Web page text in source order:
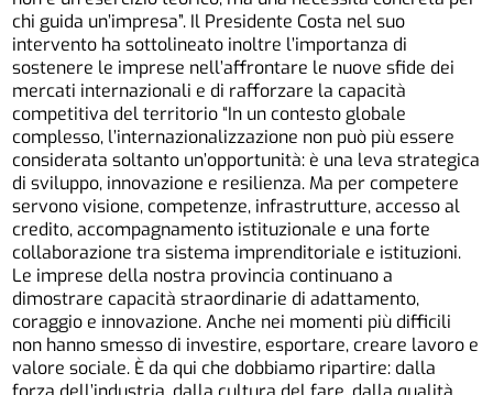
chi guida un’impresa”. Il Presidente Costa nel suo
intervento ha sottolineato inoltre l’importanza di
sostenere le imprese nell’affrontare le nuove sfide dei
mercati internazionali e di rafforzare la capacità
competitiva del territorio “In un contesto globale
complesso, l’internazionalizzazione non può più essere
considerata soltanto un’opportunità: è una leva strategica
di sviluppo, innovazione e resilienza. Ma per competere
servono visione, competenze, infrastrutture, accesso al
credito, accompagnamento istituzionale e una forte
collaborazione tra sistema imprenditoriale e istituzioni.
Le imprese della nostra provincia continuano a
dimostrare capacità straordinarie di adattamento,
coraggio e innovazione. Anche nei momenti più difficili
non hanno smesso di investire, esportare, creare lavoro e
valore sociale. È da qui che dobbiamo ripartire: dalla